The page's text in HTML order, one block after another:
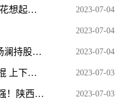
望着雪花想起你_对于望着雪花想起你简单介绍 前沿热点 2023-07-04
2023-07-04
【全球新要闻】财务风波！杨澜持股公司270万财产被冻结，实控企业超80家 2023-07-04
朝天一棍 上下（关于朝天一棍 上下介绍） 当前资讯 2023-07-03
累计降水354.8毫米，致灾性强！陕西汉中暴雨为何这么强？ 2023-07-03